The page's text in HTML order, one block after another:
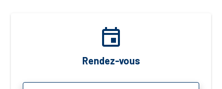
event
Rendez-vous